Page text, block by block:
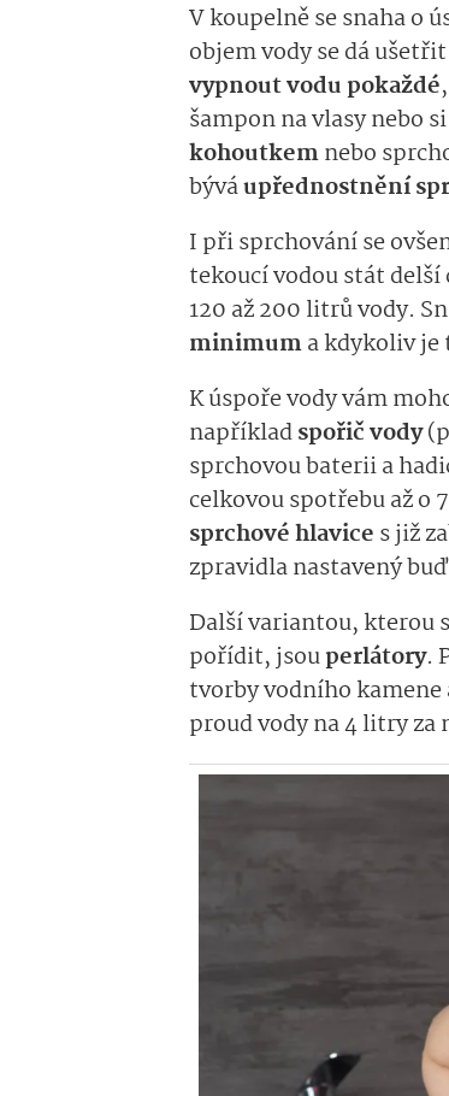
V koupelně se snaha o
objem vody se dá
vypnout vodu pokaždé
šampon na vlasy nebo
kohoutkemnebo
býváupřednostnění
I při sprchování se
tekoucí vodou stát
120 až 200 litrů vody.
minimuma kdykoliv je
K úspoře vody vám
napříkladspořič vody
sprchovou baterii a
celkovou spotřebu až o
sprchové hlavice s již
zpravidla nastavený
Další variantou, kterou
pořídit, jsouperlátory.
tvorby vodního
proud vody na 4 litry za